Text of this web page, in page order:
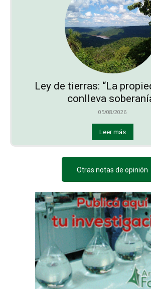
Ley de tierras: “La
conlleva
05/08/2026
Leer más
Otras notas de opinión